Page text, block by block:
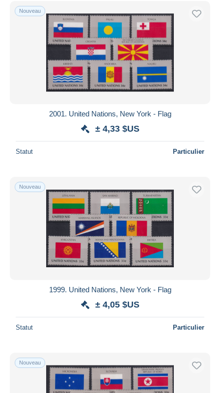
Uniquement en réduction
Livraison gratuite
Méthodes de paiement
PayPal
Virement bancaire
Visa
Mastercard
iDeal
Monde entier
Appliquer
Nouveau
2001. United Nations, New York - Flag
± 4,33 $US
Statut Particulier
Nouveau
1999. United Nations, New York - Flag
± 4,05 $US
Statut Particulier
Nouveau